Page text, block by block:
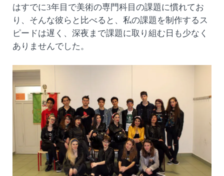
はすでに3年目で美術の専門科目の課題に慣れてお
り、そんな彼らと比べると、私の課題を制作するス
ピードは遅く、深夜まで課題に取り組む日も少なく
ありませんでした。